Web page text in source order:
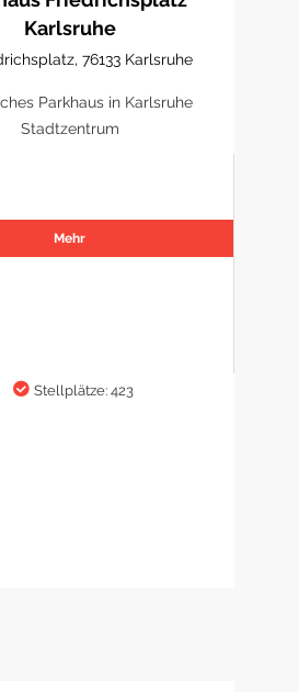
Karlsruhe
76133 Karlsruhe
Parkhaus in Karlsruhe
Stadtzentrum
Mehr
Stellplätze: 423